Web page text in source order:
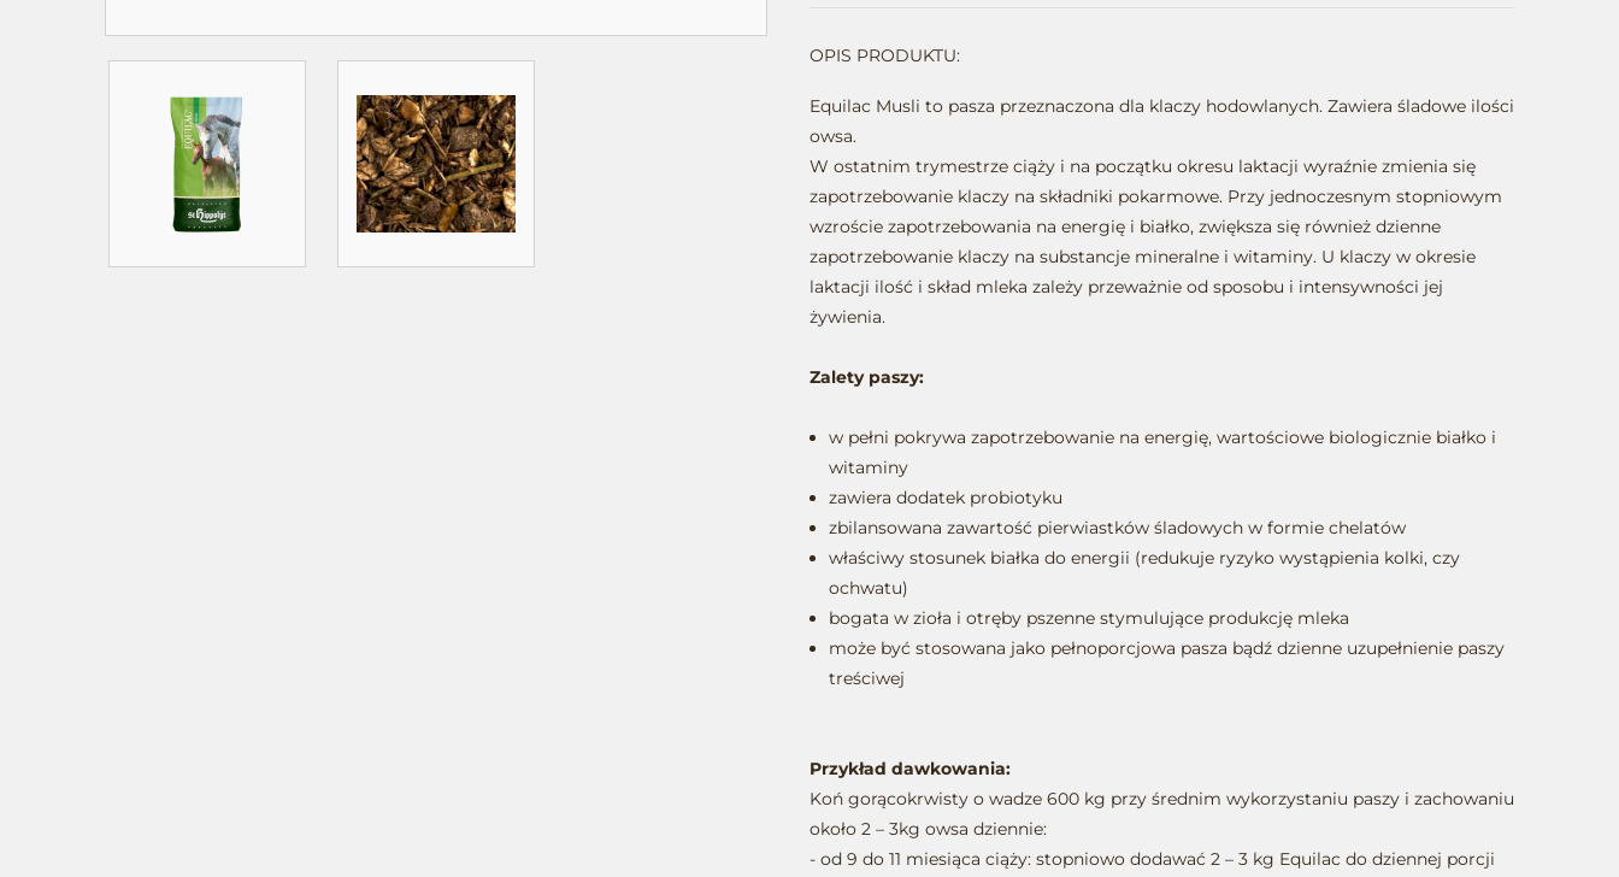
OPIS PRODUKTU:
Equilac Musli to pasza przeznaczona dla klaczy hodowlanych. Zawiera śladowe ilości
owsa.
W ostatnim trymestrze ciąży i na początku okresu laktacji wyraźnie zmienia się
zapotrzebowanie klaczy na składniki pokarmowe. Przy jednoczesnym stopniowym
wzroście zapotrzebowania na energię i białko, zwiększa się również dzienne
zapotrzebowanie klaczy na substancje mineralne i witaminy. U klaczy w okresie
laktacji ilość i skład mleka zależy przeważnie od sposobu i intensywności jej
żywienia.
Zalety paszy:
w pełni pokrywa zapotrzebowanie na energię, wartościowe biologicznie białko i
witaminy
zawiera dodatek probiotyku
zbilansowana zawartość pierwiastków śladowych w formie chelatów
właściwy stosunek białka do energii (redukuje ryzyko wystąpienia kolki, czy
ochwatu)
bogata w zioła i otręby pszenne stymulujące produkcję mleka
może być stosowana jako pełnoporcjowa pasza bądź dzienne uzupełnienie paszy
treściwej
Przykład dawkowania:
Koń gorącokrwisty o wadze 600 kg przy średnim wykorzystaniu paszy i zachowaniu
około 2 – 3kg owsa dziennie:
- od 9 do 11 miesiąca ciąży: stopniowo dodawać 2 – 3 kg Equilac do dziennej porcji